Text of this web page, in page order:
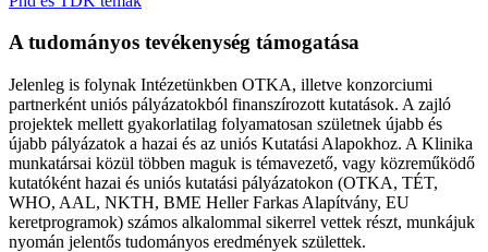
A tudományos tevékenység támogatása
Jelenleg is folynak Intézetünkben OTKA, illetve konzorciumi
partnerként uniós pályázatokból finanszírozott kutatások. A zajló
projektek mellett gyakorlatilag folyamatosan születnek újabb és
újabb pályázatok a hazai és az uniós Kutatási Alapokhoz. A Klinika
munkatársai közül többen maguk is témavezető, vagy közreműködő
kutatóként hazai és uniós kutatási pályázatokon (OTKA, TÉT,
WHO, AAL, NKTH, BME Heller Farkas Alapítvány, EU
keretprogramok) számos alkalommal sikerrel vettek részt, munkájuk
nyomán jelentős tudományos eredmények születtek.